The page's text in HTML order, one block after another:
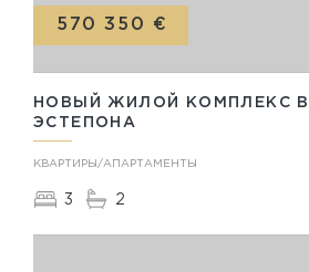
НОВЫЙ ЖИЛОЙ КОМПЛЕКС В
ЭСТЕПОНА
570 350 €
КВАРТИРЫ/АПАРТАМЕНТЫ
3 2